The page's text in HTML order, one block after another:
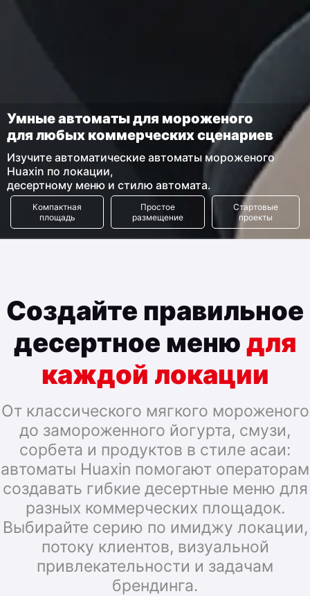
Умные автоматы для мороженого
для любых коммерческих сценариев
Изучите автоматические автоматы мороженого
Huaxin по локации,
десертному меню и стилю автомата.
Компактная
площадь
Простое
размещение
Стартовые
проекты
Создайте правильное
десертное менюдля
каждой локации
От классического мягкого мороженого
до замороженного йогурта, смузи,
сорбета и продуктов в стиле асаи:
автоматы Huaxin помогают операторам
создавать гибкие десертные меню для
разных коммерческих площадок.
Выбирайте серию по имиджу локации,
потоку клиентов, визуальной
привлекательности и задачам
брендинга.